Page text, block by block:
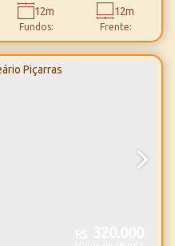
Fundos:
12m
Frente:
12m